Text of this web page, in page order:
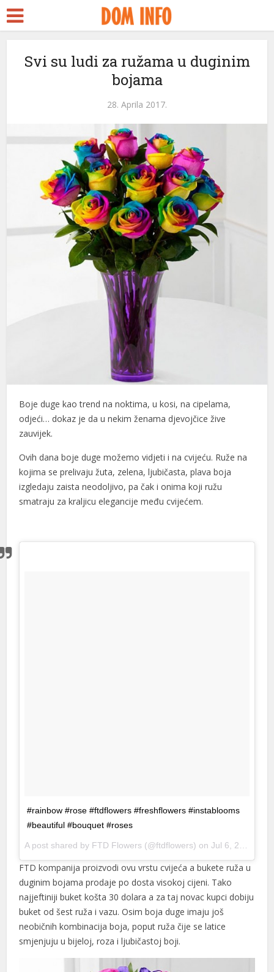
Svi su ludi za ružama u duginim
bojama
28. Aprila 2017.
Boje duge kao trend na noktima, u kosi, na cipelama,
odjeći… dokaz je da u nekim ženama djevojčice žive
zauvijek.
Ovih dana boje duge možemo vidjeti i na cvijeću. Ruže na
kojima se prelivaju žuta, zelena, ljubičasta, plava boja
izgledaju zaista neodoljivo, pa čak i onima koji ružu
smatraju za kraljicu elegancije među cvijećem.
#rainbow #rose #ftdflowers #freshflowers #instablooms
#beautiful #bouquet #roses
A post shared by FTD Flowers (@ftdflowers) onJul 6, 2016 at 11:49am PDT
FTD kompanija proizvodi ovu vrstu cvijeća a bukete ruža u
duginim bojama prodaje po dosta visokoj cijeni. Tako
najjeftiniji buket košta 30 dolara a za taj novac kupci dobiju
buket od šest ruža i vazu. Osim boja duge imaju još
neobičnih kombinacija boja, poput ruža čije se latice
smjenjuju u bijeloj, roza i ljubičastoj boji.